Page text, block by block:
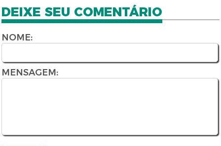
DEIXE SEU COMENTÁRIO
NOME:
MENSAGEM: